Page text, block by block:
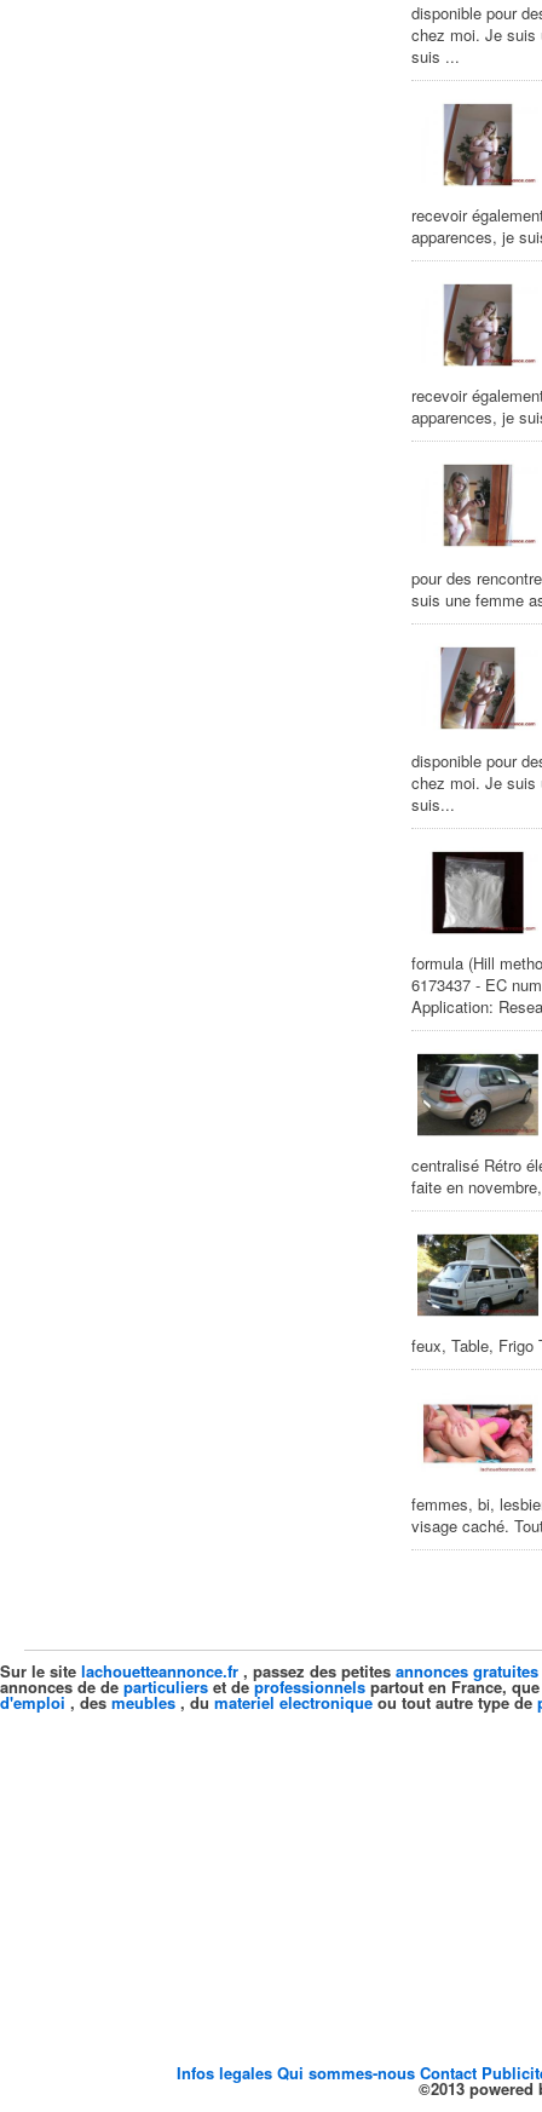
disponible pour
chez moi. Je suis
suis ...
recevoir
apparences, je
recevoir
apparences, je
pour des
suis une femme
disponible pour
chez moi. Je suis
suis...
formula (Hill
6173437 - EC
Application:
centralisé Rétro
faite en
feux, Table, Frigo
femmes, bi,
visage caché.
Sur le site lachouetteannonce.fr , passez des petites annonces gratuites
annonces de de particuliers et deprofessionnels partout en France,
d'emploi , des meubles , du materiel electroniqueou tout autre type de
Infos legalesQui sommes-nousContact
©2013 powered